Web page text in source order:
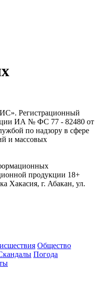
Регистрационный
ИА № ФС 77 - 82480 от
по надзору в сфере
и массовых
продукции 18+
Хакасия, г. Абакан, ул.
Общество
Погода